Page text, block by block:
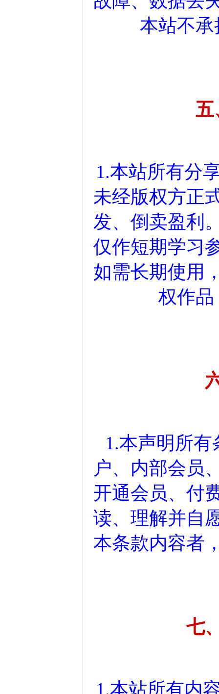
本站不
五
1.本站所有分
未经版权方正
发、倒卖盈利
仅作短期学习
如需长期使用
权作
1.本声明所
户、内部会员
开通会员、付
读、理解并自
本条款内容者
七
1.本站所有内